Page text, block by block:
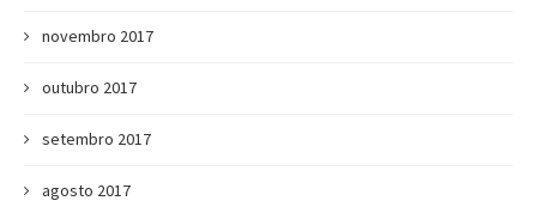
novembro 2017
outubro 2017
setembro 2017
agosto 2017